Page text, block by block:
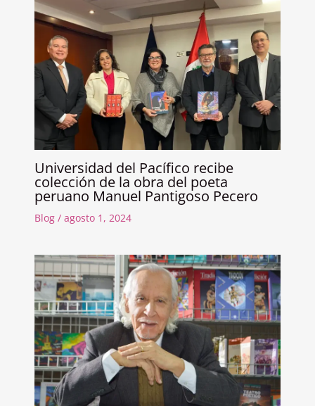
Universidad del Pacífico recibe
colección de la obra del poeta
peruano Manuel Pantigoso Pecero
Blog/ agosto 1, 2024